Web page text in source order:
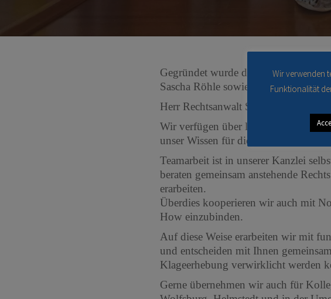
Gegründet wurde die Kanzlei im
Sascha Röhle sowie Herrn
Herr Rechtsanwalt Schüddig ist im
Wir verfügen über langjährige
unser Wissen für die kompetente und
Teamarbeit ist in unserer Kanzlei
beraten gemeinsam anstehende
erarbeiten.
Überdies kooperieren wir auch mit
How einzubinden.
Auf diese Weise erarbeiten wir mit
und entscheiden mit Ihnen
Klageerhebung verwirklicht werden
Gerne übernehmen wir auch für
Wir verwenden
Funktionalität